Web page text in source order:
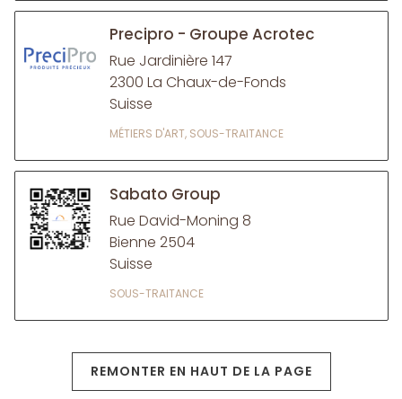
Precipro - Groupe Acrotec
Rue Jardinière 147
2300 La Chaux-de-Fonds
Suisse
MÉTIERS D'ART, SOUS-TRAITANCE
Sabato Group
Rue David-Moning 8
Bienne 2504
Suisse
SOUS-TRAITANCE
REMONTER EN HAUT DE LA PAGE